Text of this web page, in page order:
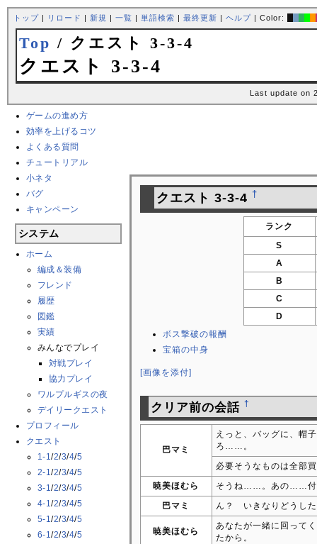
トップ| リロード | 新規 | 一覧 | 単語検索 | 最終更新 | ヘルプ| Color:
Top / クエスト 3-3-4
クエスト 3-3-4
Last update on
ゲームの進め方
効率を上げるコツ
よくある質問
チュートリアル
小ネタ
バグ
キャンペーン
システム
ホーム
編成＆装備
フレンド
履歴
図鑑
実績
みんなでプレイ
対戦プレイ
協力プレイ
ワルプルギスの夜
デイリークエスト
プロフィール
クエスト
1-1/2/3/4/5
2-1/2/3/4/5
3-1/2/3/4/5
4-1/2/3/4/5
5-1/2/3/4/5
6-1/2/3/4/5
クエスト 3-3-4 †
ランク
S
A
B
C
D
ボス撃破の報酬
宝箱の中身
[画像を添付]
クリア前の会話 †
巴マミ
えっと、バッグに、帽
ろ……。
必要そうなものは全部
暁美ほむら
そうね……。あの……付
巴マミ
ん？ いきなりどうした
暁美ほむら
あなたが一緒に回って
たから。